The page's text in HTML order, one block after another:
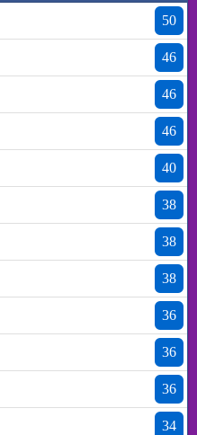
50
46
46
46
40
38
38
38
36
36
36
34